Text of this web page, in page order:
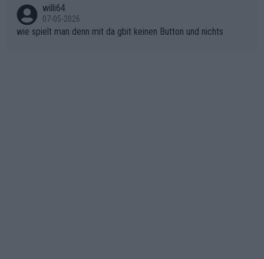
n)
willi64
07-05-2026
wie spielt man denn mit da gbit keinen Button und nichts